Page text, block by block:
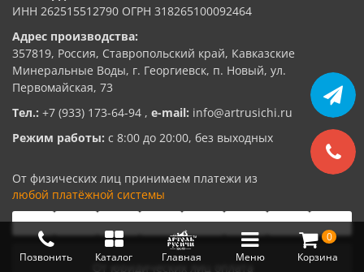
Меню
Позвонить Каталог Главная
0
Корзина
ИНН 262515512790 ОГРН 318265100092464
Адрес производства:
357819, Россия, Ставропольский край, Кавказские
Минеральные Воды, г. Георгиевск, п. Новый, ул.
Первомайская, 73
Тел.: +7 (933) 173-64-94 , e-mail: info@artrusichi.ru
Режим работы: с 8:00 до 20:00, без выходных
От физических лиц принимаем платежи из
любой платёжной системы